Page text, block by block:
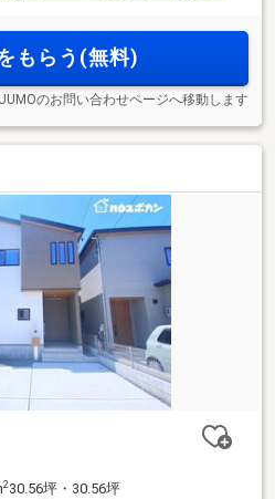
もらう(無料)
のお問い合わせページへ移動します
230.56坪・30.56坪